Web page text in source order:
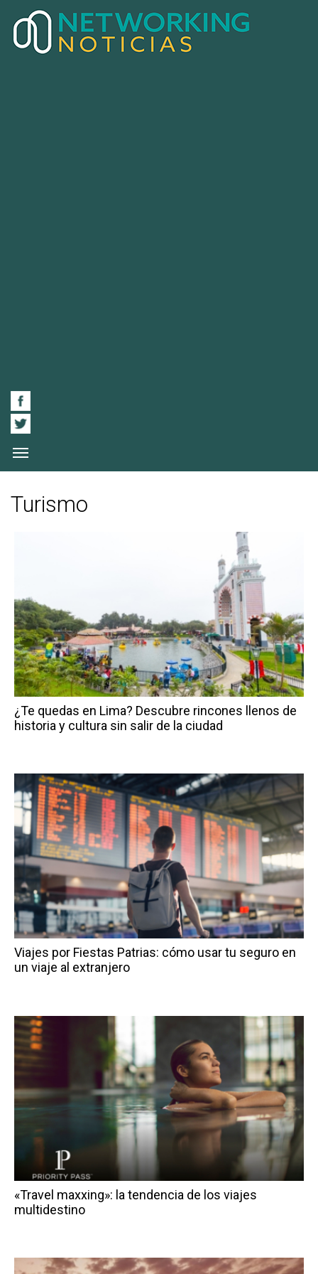
Turismo
¿Te quedas en Lima? Descubre rincones llenos de
historia y cultura sin salir de la ciudad
Viajes por Fiestas Patrias: cómo usar tu seguro en
un viaje al extranjero
«Travel maxxing»: la tendencia de los viajes
multidestino